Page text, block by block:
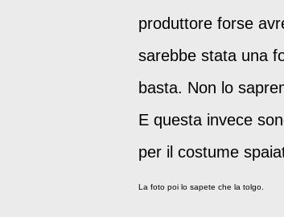
produttore forse
sarebbe stata una
basta. Non lo
E questa invece
per il costume
La foto poi lo sapete che la tolgo.